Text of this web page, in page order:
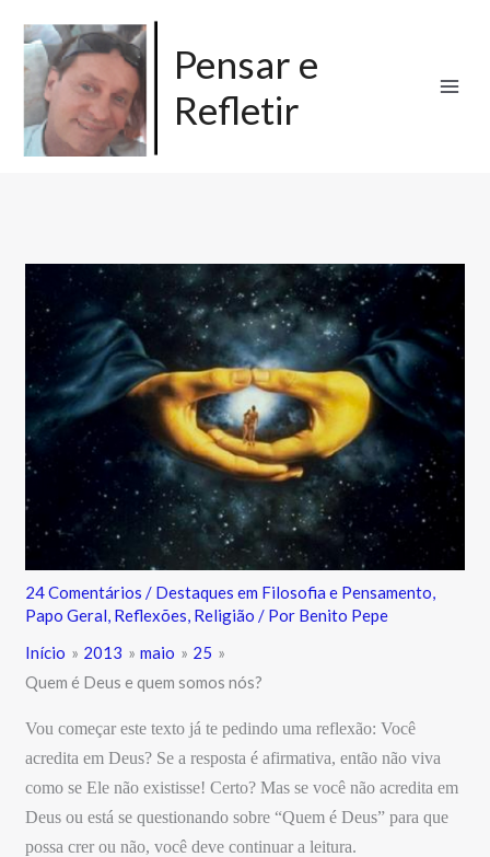
para
conteúdo
Pensar e
Refletir
24 Comentários / Destaques em Filosofia e Pensamento,
Papo Geral, Reflexões, Religião / Por Benito Pepe
Início
2013 maio
25
Quem é Deus e quem somos nós?
Vou começar este texto já te pedindo uma reflexão: Você
acredita em Deus? Se a resposta é afirmativa, então não viva
como se Ele não existisse! Certo? Mas se você não acredita em
Deus ou está se questionando sobre “Quem é Deus” para que
possa crer ou não, você deve continuar a leitura.